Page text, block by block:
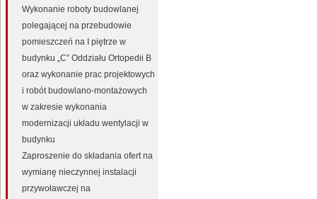
Wykonanie roboty budowlanej
polegającej na przebudowie
pomieszczeń na I piętrze w
budynku „C” Oddziału Ortopedii B
oraz wykonanie prac projektowych
i robót budowlano-montażowych
w zakresie wykonania
modernizacji układu wentylacji w
budynku
Zaproszenie do składania ofert na
wymianę nieczynnej instalacji
przywoławczej na